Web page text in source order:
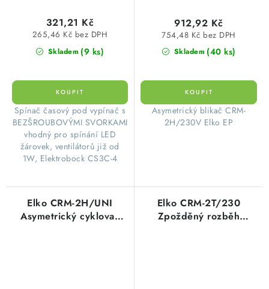
Skladem (9 ks)
265,46 Kč bez DPH
321,21 Kč
​Spínač časový pod vypínač s
BEZŠROUBOVÝMI SVORKAMI
vhodný pro spínání LED
žárovek, ventilátorů již od
1W, Elektrobock CS3C-4
Skladem (40 ks)
754,48 Kč bez DPH
912,92 Kč
Asymetrický blikač CRM-
2H/230V Elko EP
Elko CRM-2H/UNI
Asymetrický cyklovač
Elko CRM-2T/230
Zpožděný rozběh